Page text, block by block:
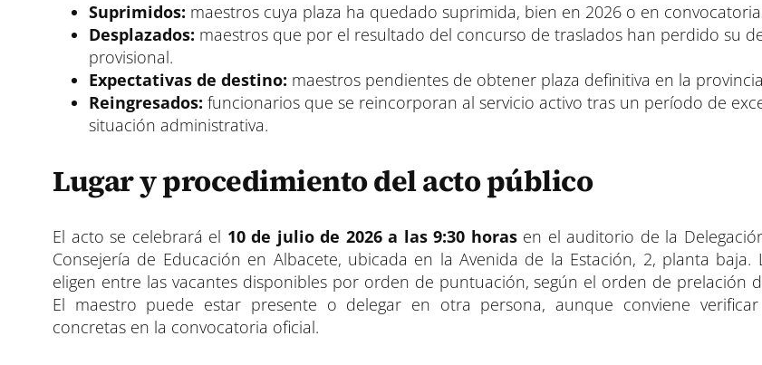
Suprimidos: maestros cuya plaza ha quedado suprimida, bien en 2026 o en
Desplazados: maestros que por el resultado del concurso de traslados han perdido su
provisional.
Expectativas de destino: maestros pendientes de obtener plaza definitiva en la
Reingresados: funcionarios que se reincorporan al servicio activo tras un período de
situación administrativa.
Lugar y procedimiento del acto público
El acto se celebrará el 10 de julio de 2026 a las 9:30 horasen el auditorio de la
Consejería de Educación en Albacete, ubicada en la Avenida de la Estación, 2, planta baja.
eligen entre las vacantes disponibles por orden de puntuación, según el orden de prelación
El maestro puede estar presente o delegar en otra persona, aunque conviene
concretas en la convocatoria oficial.